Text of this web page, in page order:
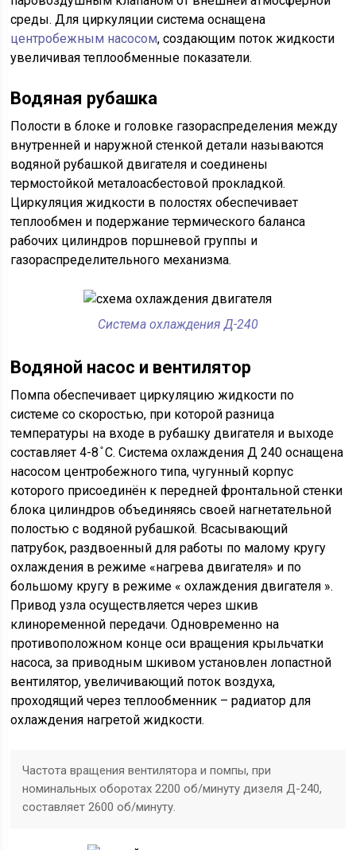
среды. Для циркуляции система оснащена
центробежным насосом, создающим поток жидкости
увеличивая теплообменные показатели.
Водяная рубашка
Полости в блоке и головке газораспределения между
внутренней и наружной стенкой детали называются
водяной рубашкой двигателя и соединены
термостойкой металоасбестовой прокладкой.
Циркуляция жидкости в полостях обеспечивает
теплообмен и подержание термического баланса
рабочих цилиндров поршневой группы и
газораспределительного механизма.
Система охлаждения Д-240
Водяной насос и вентилятор
Помпа обеспечивает циркуляцию жидкости по
системе со скоростью, при которой разница
температуры на входе в рубашку двигателя и выходе
составляет 4-8 ̊ С. Система охлаждения Д 240 оснащена
насосом центробежного типа, чугунный корпус
которого присоединён к передней фронтальной стенки
блока цилиндров объединяясь своей нагнетательной
полостью с водяной рубашкой. Всасывающий
патрубок, раздвоенный для работы по малому кругу
охлаждения в режиме «нагрева двигателя» и по
большому кругу в режиме « охлаждения двигателя ».
Привод узла осуществляется через шкив
клиноременной передачи. Одновременно на
противоположном конце оси вращения крыльчатки
насоса, за приводным шкивом установлен лопастной
вентилятор, увеличивающий поток воздуха,
проходящий через теплообменник – радиатор для
охлаждения нагретой жидкости.
Частота вращения вентилятора и помпы, при
номинальных оборотах 2200 об/минуту дизеля Д-240,
составляет 2600 об/минуту.